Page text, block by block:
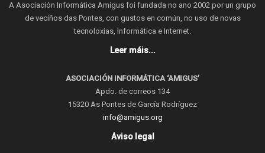
A Asociación Informática Amigus foi fundada no ano 2002 por un grupo
de veciños das Pontes, con gustos en común, no uso de novas
tecnoloxías, Informática e Internet.
Leer máis...
ASOCIACIÓN INFORMÁTICA ‘AMIGUS’
Apdo. de correos 134
15320 As Pontes de García Rodríguez
info@amigus.org
Aviso legal